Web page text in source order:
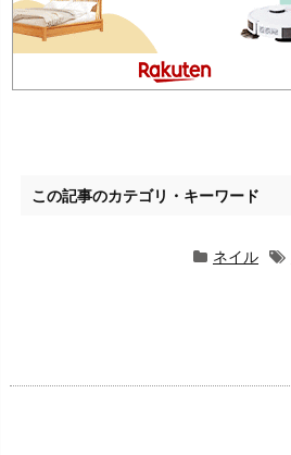
この記事のカテゴリ・キーワード
ネイル